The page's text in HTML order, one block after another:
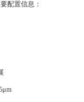
配置信息：